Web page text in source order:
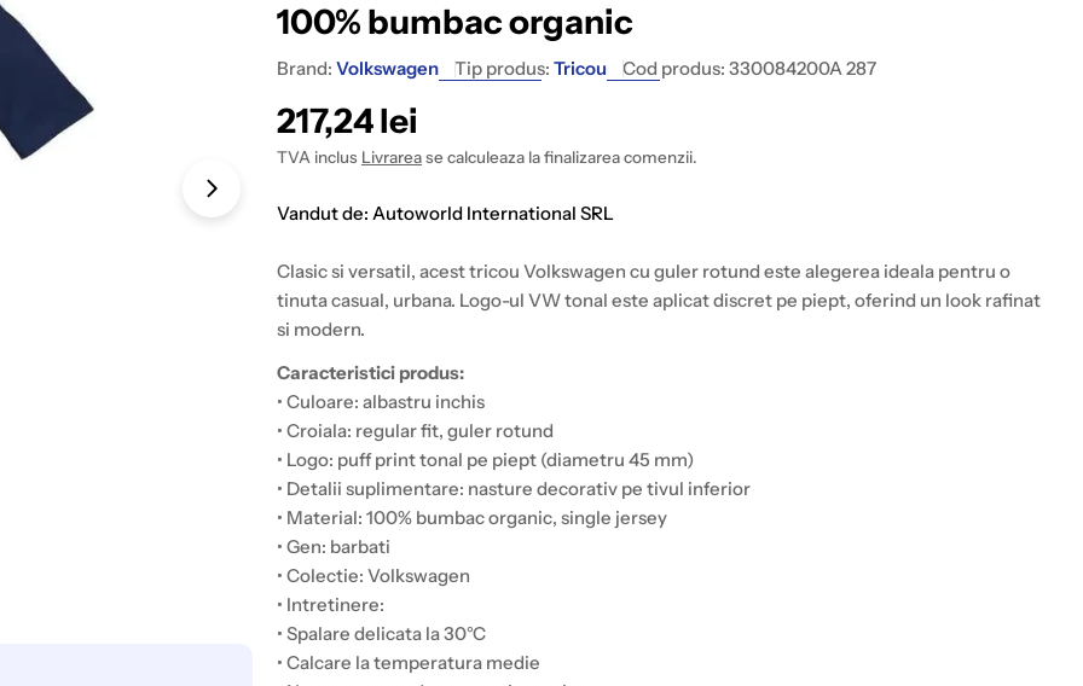
100% bumbac organic
Brand: Volkswagen Tip produs: Tricou Cod produs: 330084200A 287
Pret
intreg
217,24 lei
TVA inclus Livrarease calculeaza la finalizarea comenzii.
Vandut de: Autoworld International SRL
Clasic si versatil, acest tricou Volkswagen cu guler rotund este alegerea ideala pentru o
tinuta casual, urbana. Logo-ul VW tonal este aplicat discret pe piept, oferind un look rafinat
si modern.
Caracteristici produs:
• Culoare: albastru inchis
• Croiala: regular fit, guler rotund
• Logo: puff print tonal pe piept (diametru 45 mm)
• Detalii suplimentare: nasture decorativ pe tivul inferior
• Material: 100% bumbac organic, single jersey
• Gen: barbati
• Colectie: Volkswagen
• Intretinere:
• Spalare delicata la 30°C
• Calcare la temperatura medie